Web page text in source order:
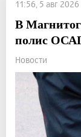
11:56, 5 авг 2026
В
полис
Новости